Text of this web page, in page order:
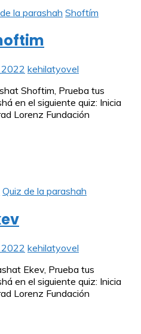
la parashah Shoftím
kehilatyovel
Shoftim, Prueba tus
en el siguiente quiz: Inicia
Lorenz Fundación
Quiz de la parashah
kehilatyovel
Ekev, Prueba tus
en el siguiente quiz: Inicia
Lorenz Fundación